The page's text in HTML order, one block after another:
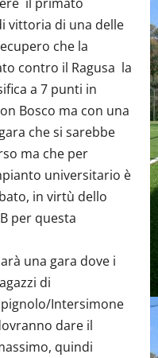
vittoria di una delle
che la
contro il Ragusa la
a 7 punti in
Bosco ma con una
che si sarebbe
ma che per
universitario è
in virtù dello
per questa
una gara dove i
di
Intersimone
dare il
quindi